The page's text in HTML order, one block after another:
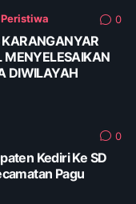
Peristiwa 0
MENYELESAIKAN
DIWILAYAH
0
Kediri Ke SD
Pagu